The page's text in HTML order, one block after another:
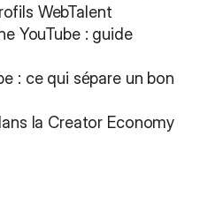
WebTalent
YouTube : guide
: ce qui sépare un bon
la Creator Economy